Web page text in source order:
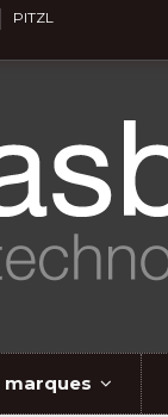
PITZL
marques